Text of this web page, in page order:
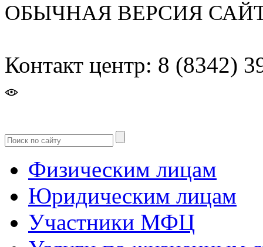
ОБЫЧНАЯ ВЕРСИЯ
Контакт центр: 8 (8342)
Физическим лицам
Юридическим лицам
Участники МФЦ